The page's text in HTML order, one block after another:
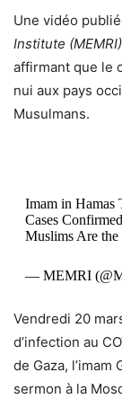
Une vidéo
Institute (MEMRI)
affirmant que le
nui aux pays
Musulmans.
Imam in Hamas
Cases
Muslims Are the
— MEMRI
Vendredi 20
d’infection au
de Gaza,
sermon à la